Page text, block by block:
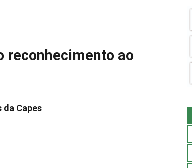
reconhecimento ao
Capes